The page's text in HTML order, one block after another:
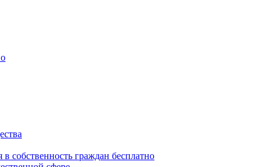
собственность граждан бесплатно